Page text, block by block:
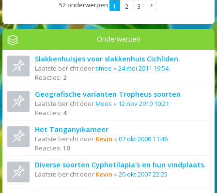
52 onderwerpen 1 2 3
Onderwerpen
Slakkenhuisjes voor slakkenhuis Cichliden.
Laatste bericht doortimee « 24 mei 2011 19:54
Reacties: 2
Geografische varianten Tropheus soorten
Laatste bericht doorMoos « 12 nov 2010 10:21
Reacties: 4
Het Tanganyikameer
Laatste bericht door Kevin « 07 okt 2008 11:46
Reacties: 10
Diverse soorten Cyphotilapia's en hun vindplaats.
Laatste bericht door Kevin « 20 okt 2007 22:25